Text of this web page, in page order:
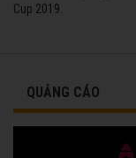
Cup 2019.
QUẢNG CÁO